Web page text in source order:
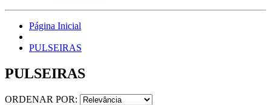
Página Inicial
PULSEIRAS
PULSEIRAS
ORDENAR POR: